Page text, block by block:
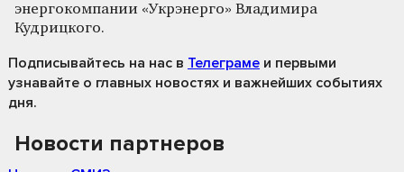
энергокомпании «Укрэнерго» Владимира
Кудрицкого.
Подписывайтесь на нас в Телеграме и первыми
узнавайте о главных новостях и важнейших событиях
дня.
Новости партнеров